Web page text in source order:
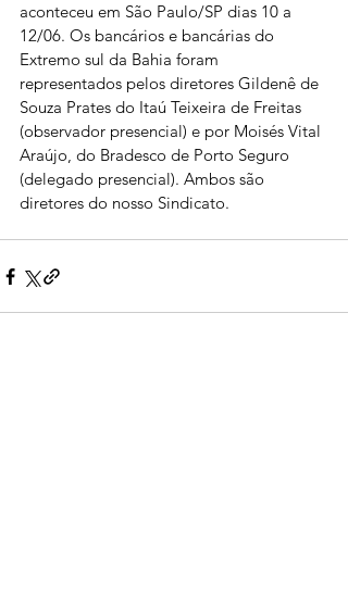
aconteceu em São Paulo/SP dias 10 a
12/06. Os bancários e bancárias do
Extremo sul da Bahia foram
representados pelos diretores Gildenê de
Souza Prates do Itaú Teixeira de Freitas
(observador presencial) e por Moisés Vital
Araújo, do Bradesco de Porto Seguro
(delegado presencial). Ambos são
diretores do nosso Sindicato.